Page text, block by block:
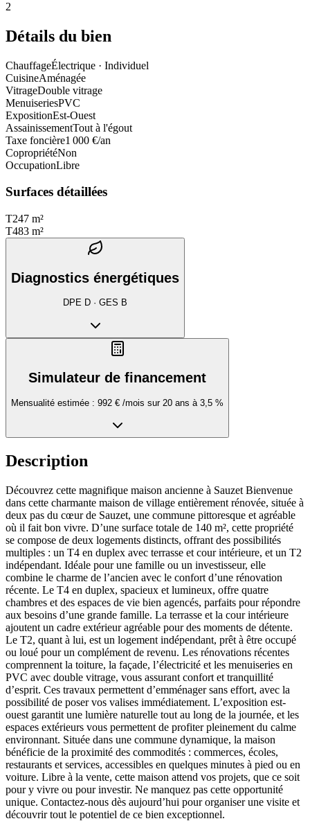
2
Détails du bien
ChauffageÉlectrique · Individuel
CuisineAménagée
VitrageDouble vitrage
MenuiseriesPVC
ExpositionEst-Ouest
AssainissementTout à l'égout
Taxe foncière1 000 €/an
CopropriétéNon
OccupationLibre
Surfaces détaillées
T247 m²
T483 m²
Diagnostics énergétiques
DPE D · GES B
Simulateur de financement
Mensualité estimée : 992 € /mois sur 20 ans à 3,5 %
Description
Découvrez cette magnifique maison ancienne à Sauzet Bienvenue
dans cette charmante maison de village entièrement rénovée, située à
deux pas du cœur de Sauzet, une commune pittoresque et agréable
où il fait bon vivre. D’une surface totale de 140 m², cette propriété
se compose de deux logements distincts, offrant des possibilités
multiples : un T4 en duplex avec terrasse et cour intérieure, et un T2
indépendant. Idéale pour une famille ou un investisseur, elle
combine le charme de l’ancien avec le confort d’une rénovation
récente. Le T4 en duplex, spacieux et lumineux, offre quatre
chambres et des espaces de vie bien agencés, parfaits pour répondre
aux besoins d’une grande famille. La terrasse et la cour intérieure
ajoutent un cadre extérieur agréable pour des moments de détente.
Le T2, quant à lui, est un logement indépendant, prêt à être occupé
ou loué pour un complément de revenu. Les rénovations récentes
comprennent la toiture, la façade, l’électricité et les menuiseries en
PVC avec double vitrage, vous assurant confort et tranquillité
d’esprit. Ces travaux permettent d’emménager sans effort, avec la
possibilité de poser vos valises immédiatement. L’exposition est-
ouest garantit une lumière naturelle tout au long de la journée, et les
espaces extérieurs vous permettent de profiter pleinement du calme
environnant. Située dans une commune dynamique, la maison
bénéficie de la proximité des commodités : commerces, écoles,
restaurants et services, accessibles en quelques minutes à pied ou en
voiture. Libre à la vente, cette maison attend vos projets, que ce soit
pour y vivre ou pour investir. Ne manquez pas cette opportunité
unique. Contactez-nous dès aujourd’hui pour organiser une visite et
découvrir tout le potentiel de ce bien exceptionnel.